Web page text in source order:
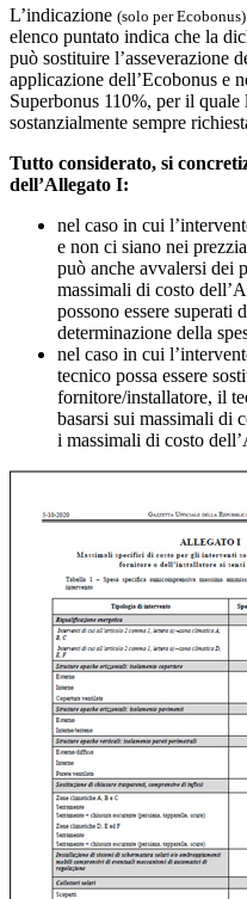
L’indicazione (solo per Ecobonus)
elenco puntato indica che la
può sostituire l’asseverazione
applicazione dell’Ecobonus e
Superbonus 110%, per il quale
sostanzialmente sempre
Tutto considerato, si
dell’Allegato I:
nel caso in cui
e non ci siano nei
può anche avvalersi dei
massimali di costo
possono essere superati
determinazione della
nel caso in cui
tecnico possa essere
fornitore/installatore, il
basarsi sui massimali di
i massimali di costo